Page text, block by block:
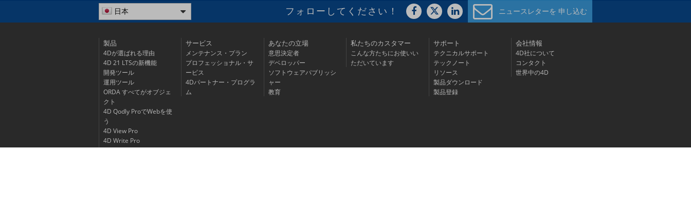
日本 ニュースレターを 申し込む
フォローしてください！
製品
4Dが選ばれる理由
4D 21 LTSの新機能
開発ツール
運用ツール
ORDA すべてがオブジェ
クト
4D Qodly ProでWebを使
う
4D View Pro
4D Write Pro
4Dでモバイルアプリを開
サービス
メンテナンス・プラン
プロフェッショナル・サ
ービス
4Dパートナー・プログラ
ム
あなたの立場
意思決定者
デベロッパー
ソフトウェアパブリッシ
ャー
教育
私たちのカスタマー
こんな方たちにお使いい
ただいています
サポート
テクニカルサポート
テックノート
リソース
製品ダウンロード
製品登録
会社情報
4D社について
コンタクト
世界中の4D